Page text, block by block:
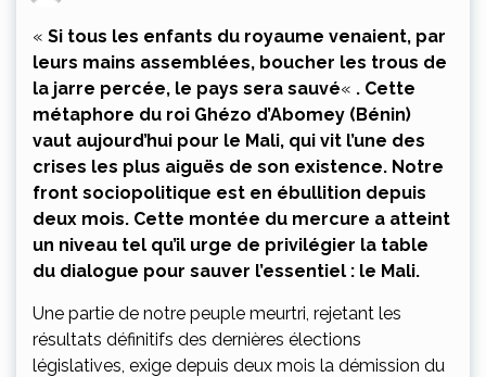
« Si tous les enfants du royaume venaient, par
leurs mains assemblées, boucher les trous de
la jarre percée, le pays sera sauvé« . Cette
métaphore du roi Ghézo d’Abomey (Bénin)
vaut aujourd’hui pour le Mali, qui vit l’une des
crises les plus aiguës de son existence. Notre
front sociopolitique est en ébullition depuis
deux mois. Cette montée du mercure a atteint
un niveau tel qu’il urge de privilégier la table
du dialogue pour sauver l’essentiel : le Mali.
Une partie de notre peuple meurtri, rejetant les
résultats définitifs des dernières élections
législatives, exige depuis deux mois la démission du